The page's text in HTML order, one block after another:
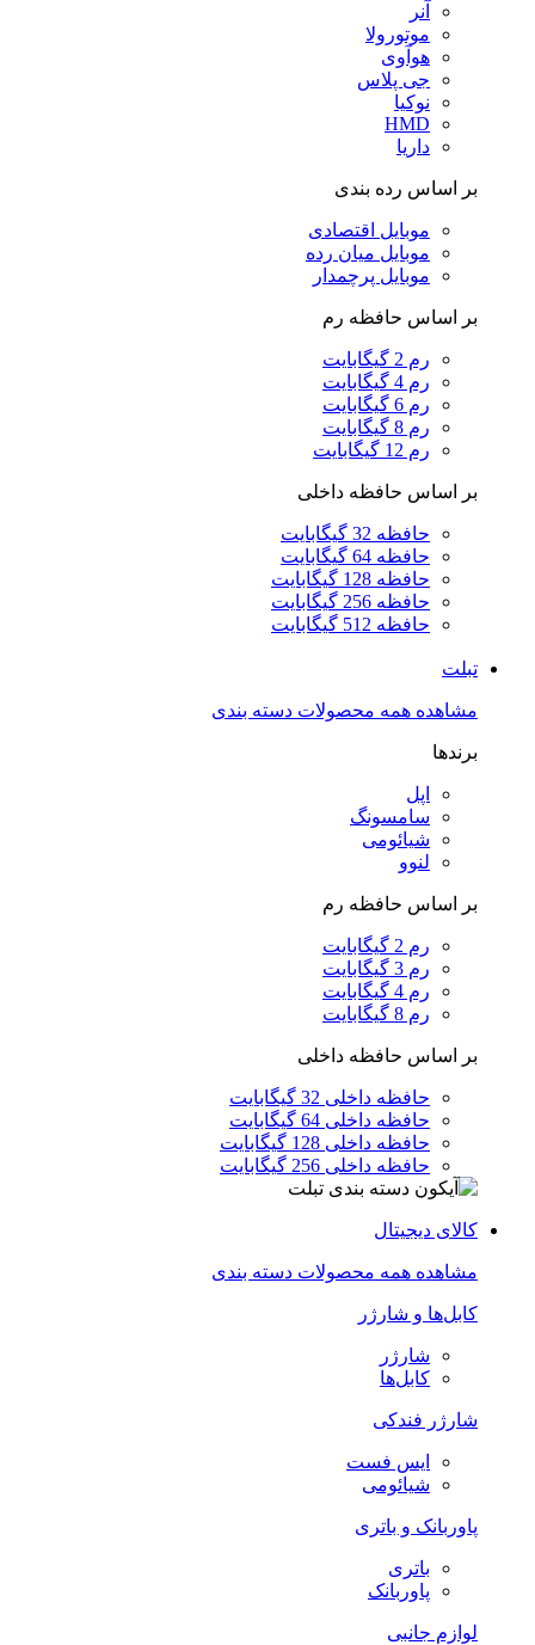
آنر
موتورولا
هوآوی
جی پلاس
نوکیا
HMD
داریا
بر اساس رده بندی
موبایل اقتصادی
موبایل میان رده
موبایل پرچمدار
بر اساس حافظه رم
رم 2 گیگابایت
رم 4 گیگابایت
رم 6 گیگابایت
رم 8 گیگابایت
رم 12 گیگابایت
بر اساس حافظه داخلی
حافظه 32 گیگابایت
حافظه 64 گیگابایت
حافظه 128 گیگابایت
حافظه 256 گیگابایت
حافظه 512 گیگابایت
تبلت
مشاهده همه محصولات دسته بندی
برندها
اپل
سامسونگ
شیائومی
لنوو
بر اساس حافظه رم
رم 2 گیگابایت
رم 3 گیگابایت
رم 4 گیگابایت
رم 8 گیگابایت
بر اساس حافظه داخلی
حافظه داخلی 32 گیگابایت
حافظه داخلی 64 گیگابایت
حافظه داخلی 128 گیگابایت
حافظه داخلی 256 گیگابایت
کالای دیجیتال
مشاهده همه محصولات دسته بندی
کابل‌ها و شارژر
شارژر
کابل‌ها
شارژر فندکی
ایس فست
شیائومی
پاوربانک و باتری
باتری
پاوربانک
لوازم جانبی